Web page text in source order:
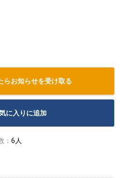
らお知らせを受け取る
に入りに追加
： 6人